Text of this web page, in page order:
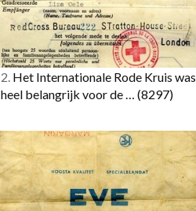
2.Het Internationale Rode Kruis was
heel belangrijk voor de … (8297)